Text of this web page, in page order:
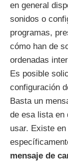
en general
sonidos o
programas,
cómo han de
ordenadas
Es posible
configuración
Basta un
de esa lista en
usar. Existe
mensaje de